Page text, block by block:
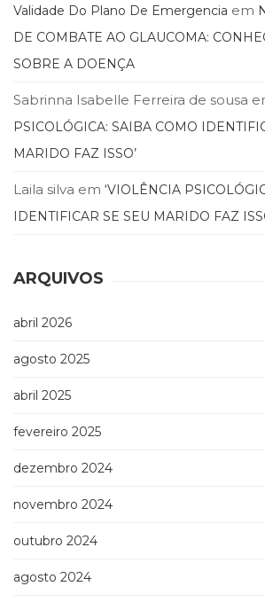
Validade Do Plano De Emergencia em
DE COMBATE AO GLAUCOMA:
SOBRE A DOENÇA
Sabrinna Isabelle Ferreira de sousa
PSICOLÓGICA: SAIBA COMO
MARIDO FAZ ISSO’
Laila silva em ‘VIOLÊNCIA
IDENTIFICAR SE SEU MARIDO FAZ
ARQUIVOS
abril 2026
agosto 2025
abril 2025
fevereiro 2025
dezembro 2024
novembro 2024
outubro 2024
agosto 2024